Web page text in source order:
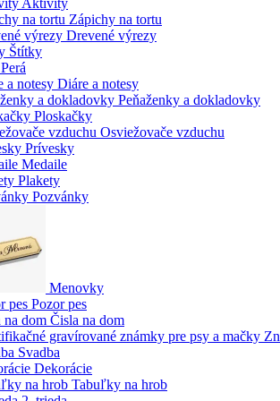
Aktivity
Zápichy na tortu
Drevené výrezy
Štítky
Perá
Diáre a notesy
Peňaženky a dokladovky
Ploskačky
Osviežovače vzduchu
Prívesky
Medaile
Plakety
Pozvánky
Menovky
Pozor pes
Čisla na dom
Svadba
Dekorácie
Tabuľky na hrob